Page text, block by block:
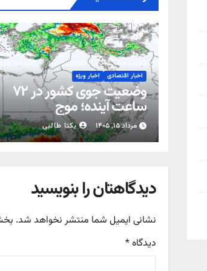
اخبار اقتصادی اخبار ویژه
وضعیت جوی کشور در ۷۲
ساعت آینده؛ موج
بارش‌های تابستانه در راه ۱۱
استان
مرداد ۱۵, ۱۴۰۵ یکتا طالبی
دیدگاهتان را بنویسید
نشانی ایمیل شما منتشر نخواهد شد.
دیدگاه*